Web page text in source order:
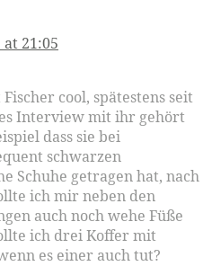
at 21:05
cool, spätestens seit
Interview mit ihr gehört
dass sie bei
schwarzen
Schuhe getragen hat, nach
ich mir neben den
auch noch wehe Füße
ich drei Koffer mit
es einer auch tut?